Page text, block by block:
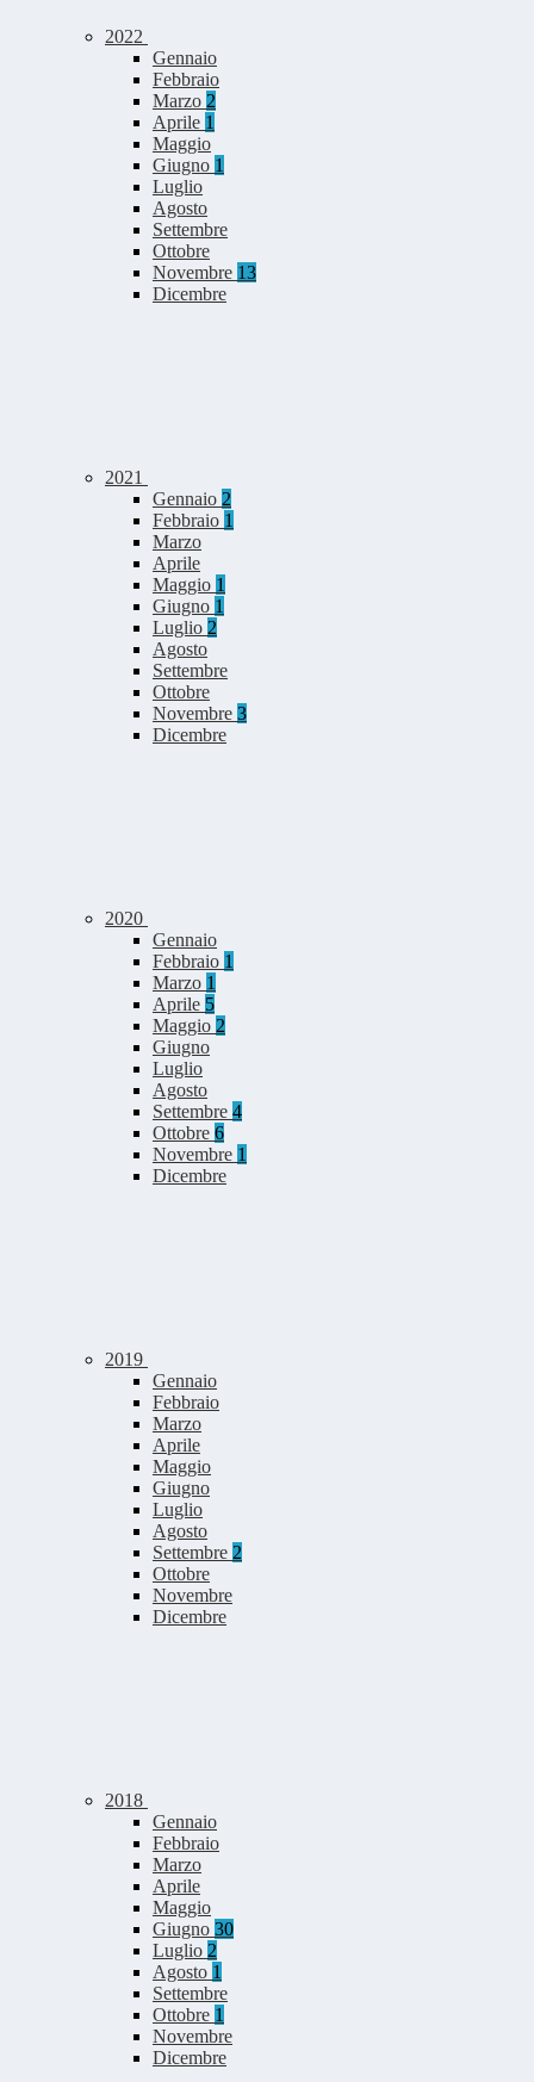
2022
Gennaio
Febbraio
Marzo 2
Aprile 1
Maggio
Giugno 1
Luglio
Agosto
Settembre
Ottobre
Novembre 13
Dicembre
2021
Gennaio 2
Febbraio 1
Marzo
Aprile
Maggio 1
Giugno 1
Luglio 2
Agosto
Settembre
Ottobre
Novembre 3
Dicembre
2020
Gennaio
Febbraio 1
Marzo 1
Aprile 5
Maggio 2
Giugno
Luglio
Agosto
Settembre 4
Ottobre 6
Novembre 1
Dicembre
2019
Gennaio
Febbraio
Marzo
Aprile
Maggio
Giugno
Luglio
Agosto
Settembre 2
Ottobre
Novembre
Dicembre
2018
Gennaio
Febbraio
Marzo
Aprile
Maggio
Giugno 30
Luglio 2
Agosto 1
Settembre
Ottobre 1
Novembre
Dicembre